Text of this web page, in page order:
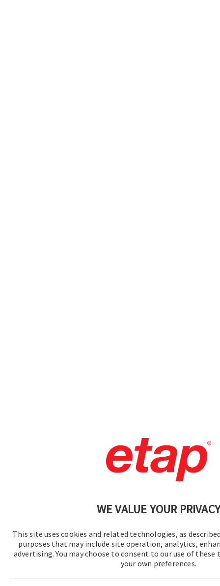
WE VALUE YOUR
This site uses cookies and related technologies, as
purposes that may include site operation, analytics,
advertising. You may choose to consent to our use of
your own preferences.